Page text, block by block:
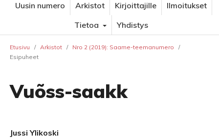
Uusin numero Arkistot Kirjoittajille
Ilmoitukset
Tietoa
Yhdistys
Etusivu / Arkistot / Nro 2 (2019): Saame-teemanumero
/
Esipuheet
Vuõss-saakk
Jussi Ylikoski